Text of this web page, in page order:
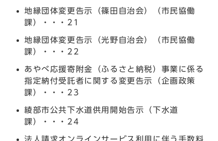
地縁団体変更告示（篠田自治会）（市民協働
課）・・・21
地縁団体変更告示（光野自治会）（市民協働
課）・・・22
あやべ応援寄附金（ふるさと納税）事業に係る
指定納付受託者に関する変更告示（企画政策
課）・・・23
綾部市公共下水道供用開始告示（下水道
課）・・・24
法人請求オンラインサービス利用に伴う手数料